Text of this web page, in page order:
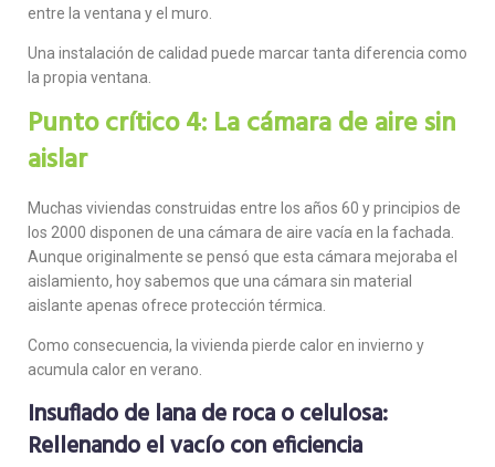
entre la ventana y el muro.
Una instalación de calidad puede marcar tanta diferencia como
la propia ventana.
Punto crítico 4: La cámara de aire sin
aislar
Muchas viviendas construidas entre los años 60 y principios de
los 2000 disponen de una cámara de aire vacía en la fachada.
Aunque originalmente se pensó que esta cámara mejoraba el
aislamiento, hoy sabemos que una cámara sin material
aislante apenas ofrece protección térmica.
Como consecuencia, la vivienda pierde calor en invierno y
acumula calor en verano.
Insuflado de lana de roca o celulosa:
Rellenando el vacío con eficiencia